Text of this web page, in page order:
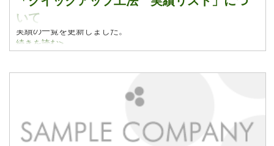
いて
実績の一覧を更新しました。
実績紹介についてはこちらをご覧ください。
続きを読む>